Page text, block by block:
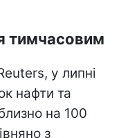
тимчасовим
у липні
нафти та
на 100
з